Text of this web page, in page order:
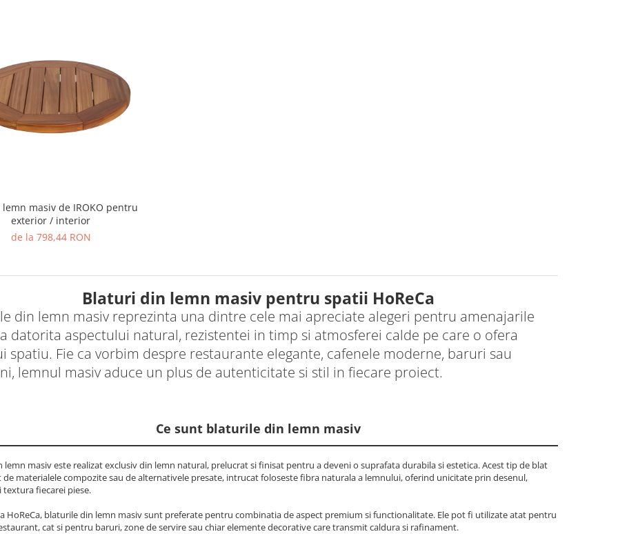
masiv de IROKO pentru
exterior / interior
de la 798,44 RON
Blaturi din lemn masiv pentru spatii HoReCa
din lemn masiv reprezinta una dintre cele mai apreciate alegeri pentru amenajarile
datorita aspectului natural, rezistentei in timp si atmosferei calde pe care o ofera
spatiu. Fie ca vorbim despre restaurante elegante, cafenele moderne, baruri sau
lemnul masiv aduce un plus de autenticitate si stil in fiecare proiect.
Ce sunt blaturile din lemn masiv
lemn masiv este realizat exclusiv din lemn natural, prelucrat si finisat pentru a deveni o suprafata durabila si estetica. Acest tip de blat
de materialele compozite sau de alternativele presate, intrucat foloseste fibra naturala a lemnului, oferind unicitate prin desenul,
textura fiecarei piese.
HoReCa, blaturile din lemn masiv sunt preferate pentru combinatia de aspect premium si functionalitate. Ele pot fi utilizate atat pentru
cat si pentru baruri, zone de servire sau chiar elemente decorative care transmit caldura si rafinament.